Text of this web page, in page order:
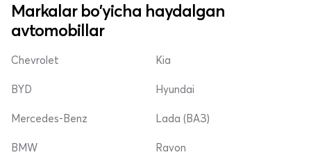
Markalar bo'yicha haydalgan
avtomobillar
Chevrolet
BYD
Mercedes-Benz
Kia
Hyundai
Lada (ВАЗ)
BMW Ravon